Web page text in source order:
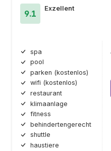
9.1
Exzellent
spa
pool
parken (kostenlos)
wifi (kostenlos)
restaurant
klimaanlage
fitness
behindertengerecht
shuttle
haustiere